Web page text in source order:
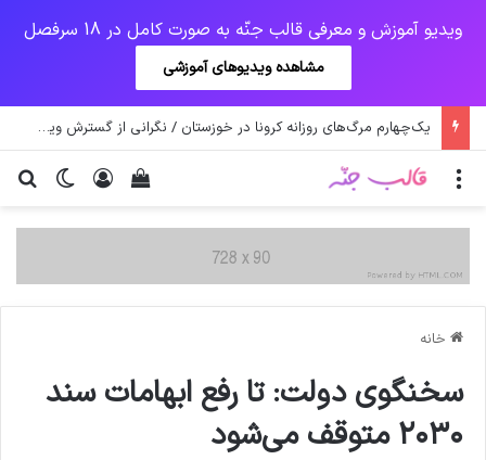
ویدیو آموزش و معرفی قالب جنّه به صورت کامل در 18 سرفصل
مشاهده ویدیوهای آموزشی
یک‌چهارم مرگ‌های روزانه کرونا در خوزستان / نگرانی از گسترش ویروس انگلیسی در تهران
تغییر ورود
دیدن سبد خرید منو
خانه
سخنگوی دولت: تا رفع ابهامات سند
۲۰۳۰ متوقف می‌شود